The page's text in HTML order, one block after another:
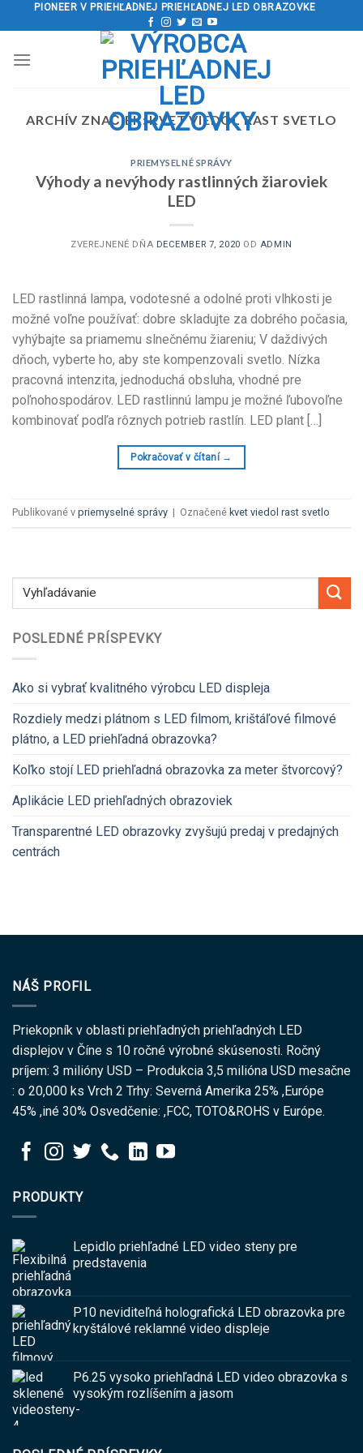
Preskočiť
na
PIONEER V PRIEHĽADNEJ PRIEHĽADNEJ LED OBRAZOVKE
ARCHÍV ZNAČIEK:KVET VIEDOL RAST SVETLO
POSLEDNÉ PRÍSPEVKY
Ako si vybrať kvalitného výrobcu LED displeja
Rozdiely medzi plátnom s LED filmom, krištáľové filmové
plátno, a LED priehľadná obrazovka?
Koľko stojí LED priehľadná obrazovka za meter štvorcový?
Aplikácie LED priehľadných obrazoviek
Transparentné LED obrazovky zvyšujú predaj v predajných
centrách
PRIEMYSELNÉ SPRÁVY
Výhody a nevýhody rastlinných žiaroviek
LED
ZVEREJNENÉ DŇA DECEMBER 7, 2020 OD ADMIN
LED rastlinná lampa, vodotesné a odolné proti vlhkosti je
možné voľne používať: dobre skladujte za dobrého počasia,
vyhýbajte sa priamemu slnečnému žiareniu; V daždivých
dňoch, vyberte ho, aby ste kompenzovali svetlo. Nízka
pracovná intenzita, jednoduchá obsluha, vhodné pre
poľnohospodárov. LED rastlinnú lampu je možné ľubovoľne
kombinovať podľa rôznych potrieb rastlín. LED plant […]
Pokračovať v čítaní →
Publikované v priemyselné správy | Označené kvet viedol rast svetlo
NÁŠ PROFIL
Priekopník v oblasti priehľadných priehľadných LED
displejov v Číne s 10 ročné výrobné skúsenosti. Ročný
príjem: 3 milióny USD – Produkcia 3,5 milióna USD mesačne
: o 20,000 ks Vrch 2 Trhy: Severná Amerika 25% ,Európe
45% ,iné 30% Osvedčenie: ,FCC, TOTO&ROHS v Európe.
PRODUKTY
Lepidlo priehľadné LED video steny pre
predstavenia
P10 neviditeľná holografická LED obrazovka pre
kryštálové reklamné video displeje
P6.25 vysoko priehľadná LED video obrazovka s
vysokým rozlíšením a jasom